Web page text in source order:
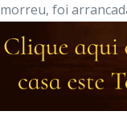
morreu, foi